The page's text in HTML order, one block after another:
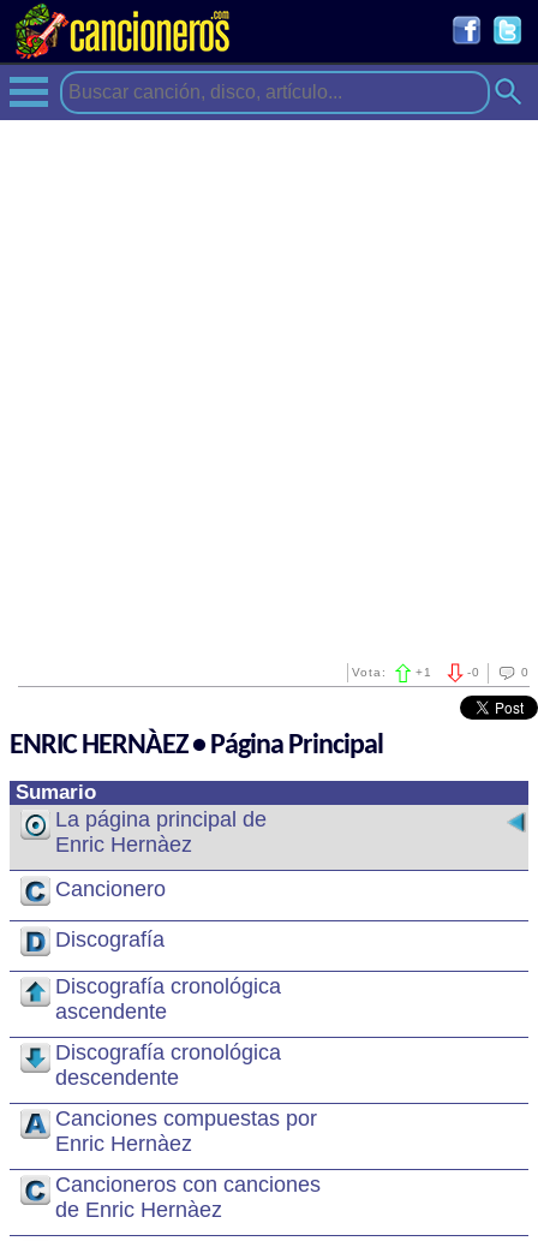
0
-0
Vota: +1
ENRIC HERNÀEZ • Página Principal
Sumario
La página principal de
Enric Hernàez
Cancionero
Discografía
Discografía cronológica
ascendente
Discografía cronológica
descendente
Canciones compuestas por
Enric Hernàez
Cancioneros con canciones
de Enric Hernàez